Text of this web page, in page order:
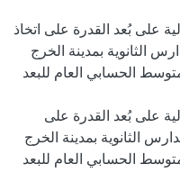
على بُعد القدرة على اتخاذ
الثانوية بمدينة الخرج
الحسابي العام للبعد
على بُعد القدرة على
الثانوية بمدينة الخرج
الحسابي العام للبعد